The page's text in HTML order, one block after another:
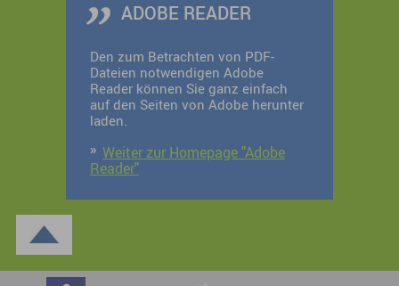
ADOBE READER
Den zum Betrachten von PDF-
Dateien notwendigen Adobe
Reader können Sie ganz einfach
auf den Seiten von Adobe herunter
laden.
Weiter zur Homepage "Adobe
Reader"